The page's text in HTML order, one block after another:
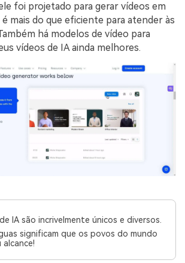
foi projetado para gerar vídeos em
mais do que eficiente para atender às
há modelos de vídeo para
vídeos de IA ainda melhores.
IA são incrivelmente únicos e diversos.
significam que os povos do mundo